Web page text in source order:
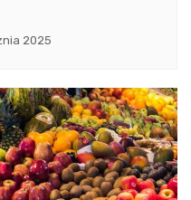
2025